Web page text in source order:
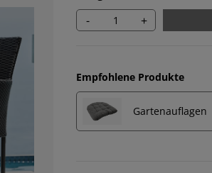
- +
Empfohlene Produkte
Gartenauflagen